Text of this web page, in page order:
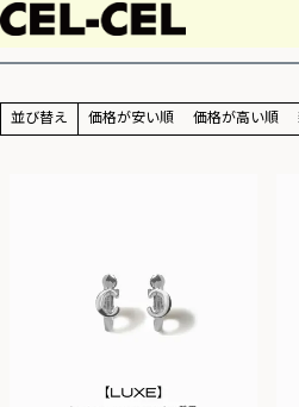
並び替え 価格が安い順 価格が高い順